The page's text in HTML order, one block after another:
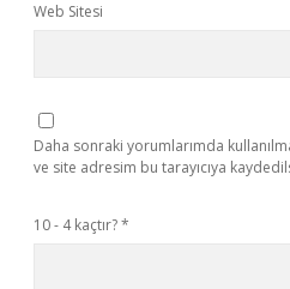
Web Sitesi
Daha sonraki yorumlarımda
ve site adresim bu tarayıcıya
10 - 4 kaçtır?*